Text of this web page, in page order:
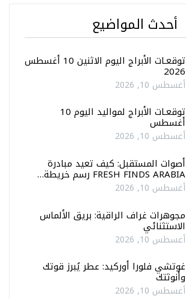
أحدث المواضيع
توقعـات الأبراج اليوم الاثنين 10 أغسطس
2026
أغسطس 10, 2026
توقعـات الأبراج لمواليد اليوم 10
أغسطس
أغسطس 10, 2026
أصوات المستقبل: كيف تعيد مبادرة
FRESH FINDS ARABIA رسم خريطة…
أغسطس 10, 2026
مجوهرات غراف الراقية: بريق الألماس
الاستثنائي
أغسطس 10, 2026
غوتشي فلورا أوركيد: عطر يُبرز قوتك
وأنوثتك
أغسطس 10, 2026